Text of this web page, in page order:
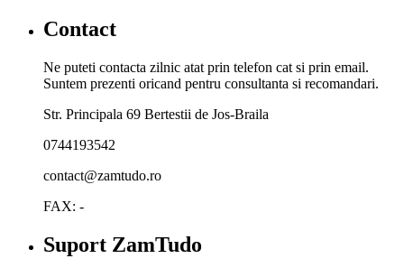
Contact
Ne puteti contacta zilnic atat prin telefon cat si prin email.
Suntem prezenti oricand pentru consultanta si recomandari.
Str. Principala 69 Bertestii de Jos-Braila
0744193542
contact@zamtudo.ro
FAX: -
Suport ZamTudo